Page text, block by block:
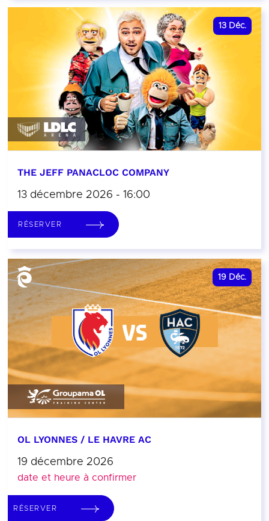
13 Déc.
THE JEFF PANACLOC COMPANY
13 décembre 2026 - 16:00
RÉSERVER
19 Déc.
OL LYONNES / LE HAVRE AC
19 décembre 2026
date et heure à confirmer
RÉSERVER